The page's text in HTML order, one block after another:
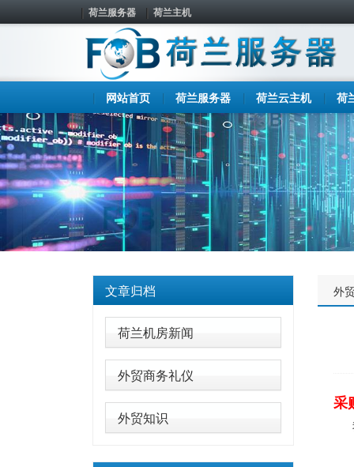
荷兰服务器 荷兰主机
网站首页 荷兰服务器 荷兰云主机 荷
文章归档
荷兰机房新闻
外贸商务礼仪
外贸知识
外
采